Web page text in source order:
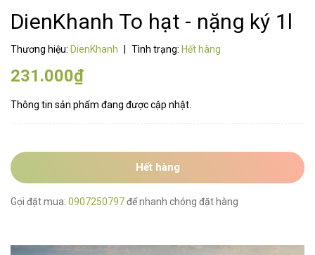
DienKhanh To hạt - nặng ký 1l
Thương hiệu: DienKhanh | Tình trạng: Hết hàng
231.000₫
Thông tin sản phẩm đang được cập nhật.
Hết hàng
Gọi đặt mua: 0907250797để nhanh chóng đặt hàng